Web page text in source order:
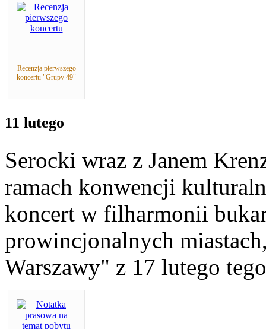
Recenzja pierwszego
koncertu "Grupy 49"
11 lutego
Serocki wraz z Janem
ramach konwencji
koncert w filharmonii
prowincjonalnych
Warszawy" z 17 lutego